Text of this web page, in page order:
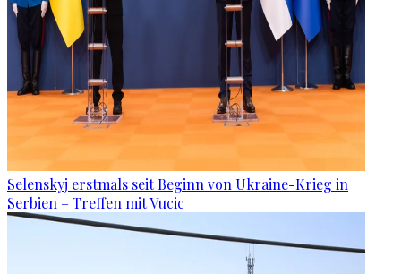
Selenskyj erstmals seit Beginn von Ukraine-Krieg in
Serbien – Treffen mit Vucic